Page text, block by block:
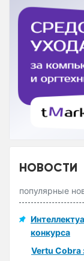
НОВОСТИ
популярные
конкурса
Vertu Cobra